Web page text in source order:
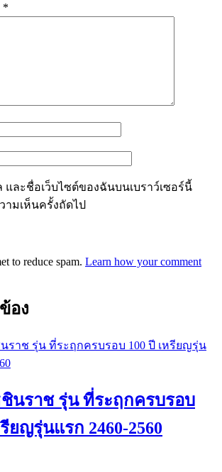
*
และชื่อเว็บไซต์ของฉันบนเบราว์เซอร์นี้
ามเห็นครั้งถัดไป
to reduce spam. Learn how your comment
อง
นราช รุ่น ที่ระฤกครบรอบ
ยญรุ่นแรก 2460-2560